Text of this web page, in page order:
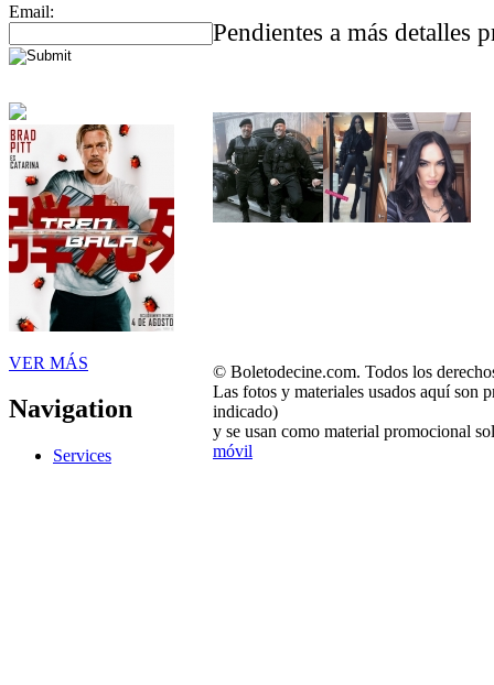
Email:
VER MÁS
Navigation
Services
Pendientes a más detalles
© Boletodecine.com. Todos los
Las fotos y materiales usados aquí son
indicado)
y se usan como material promocional
móvil